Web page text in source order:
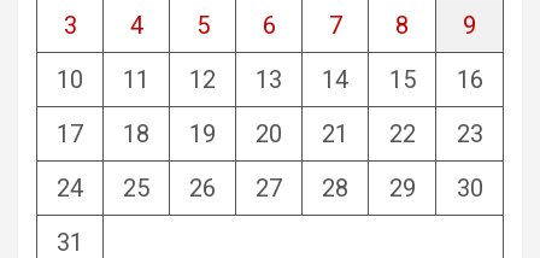
3
4 5 6 7 8
9
10
11 12 13 14 15
16
17
18 19 20 21 22
23
24
25 26 27 28 29
30
31